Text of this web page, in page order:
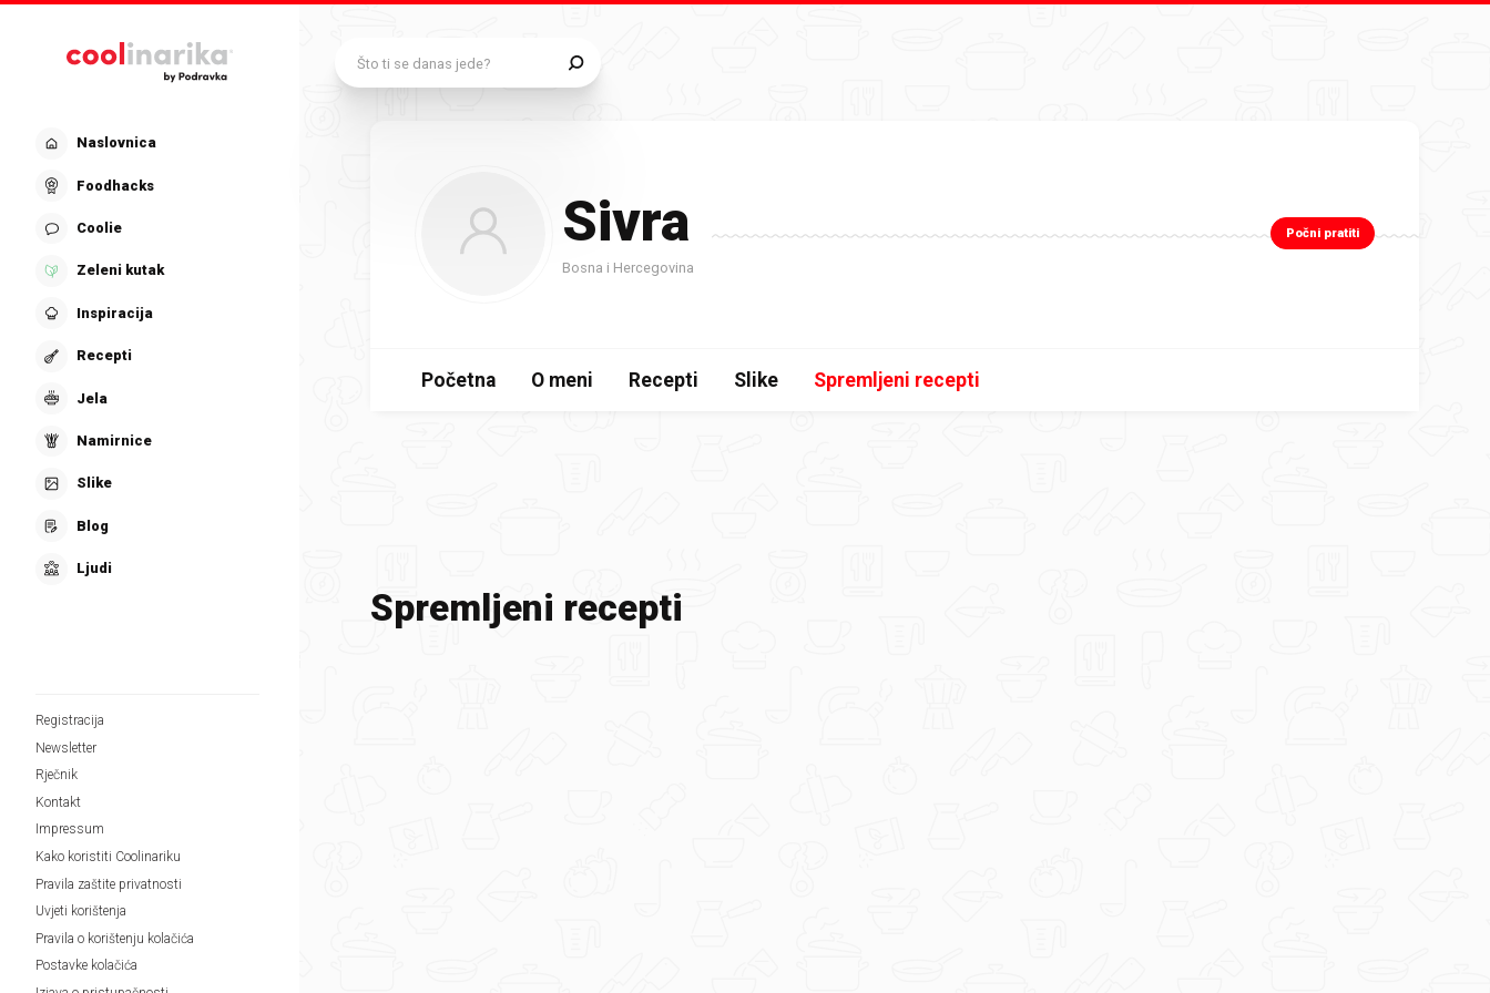
Naslovnica
Foodhacks
Coolie
Zeleni kutak
Inspiracija
Recepti
Jela
Namirnice
Slike
Blog
Ljudi
Registracija
Newsletter
Rječnik
Kontakt
Impressum
Kako koristiti Coolinariku
Pravila zaštite privatnosti
Uvjeti korištenja
Pravila o korištenju kolačića
Postavke kolačića
Sivra
Bosna i Hercegovina
Počni pratiti
Početna O meni Recepti Slike Spremljeni recepti
Spremljeni recepti
Što ti se danas jede?